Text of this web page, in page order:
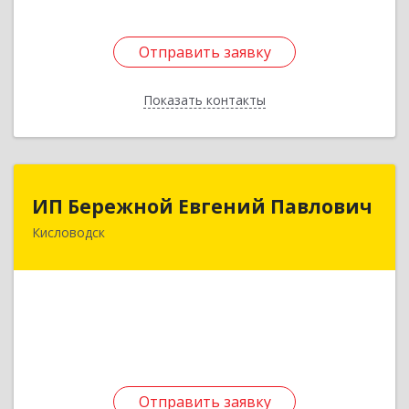
Отправить заявку
Показать контакты
Отправить заявку
Назад
ИП Бережной Евгений Павлович
Кисловодск
Отправить заявку
ИП Бережной Евгений Павлович
357748, Ставропольский край, Кисловодск г,
Отправить заявку